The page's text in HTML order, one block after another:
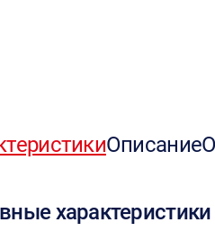
Описание
характеристики